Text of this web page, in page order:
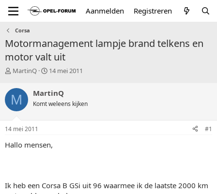
Aanmelden Registreren
Corsa
Motormanagement lampje brand telkens en
motor valt uit
T
p
i
c
s
a
t
MartinQ
S
r
t
a
m
14 mei 2011
M MartinQ
Komt weleens kijken
14 mei 2011 #1
Hallo mensen,
Ik heb een Corsa B GSi uit 96 waarmee ik de laatste 2000 km